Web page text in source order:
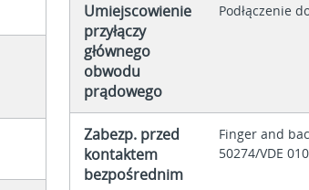
Umiejscowienie
przyłączy
głównego
obwodu
prądowego
Podłączenie
Zabezp. przed
kontaktem
bezpośrednim
Finger and
50274/VDE